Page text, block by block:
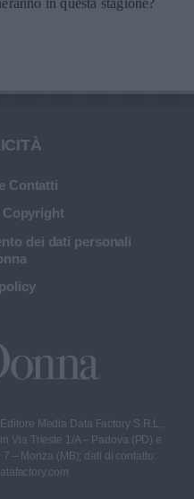
in questa stagione?
Contatti
Copyright
dei dati personali
Media Data Factory S.R.L.,
Via Trieste 1/A – Padova (PD) e
– Monza (MB); dati di contatto: